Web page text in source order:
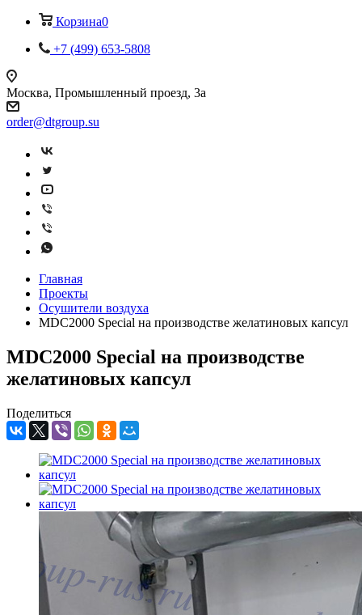
Корзина0
+7 (499) 653-5808
Москва, Промышленный проезд, 3а
order@dtgroup.su
Главная
Проекты
Осушители воздуха
MDC2000 Special на производстве желатиновых капсул
MDC2000 Special на производстве
желатиновых капсул
Поделиться